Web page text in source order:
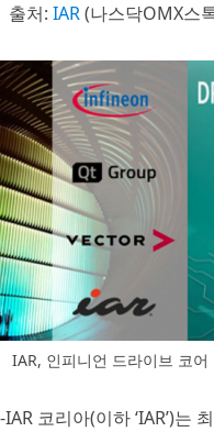
출처: IAR(나스닥OMX스
IAR, 인피니언 드라이브 코
IAR 코리아(이하 ‘IAR’)